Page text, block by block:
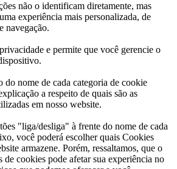
não o identificam diretamente, mas
experiência mais personalizada, de
navegação.
e permite que você gerencie o
do nome de cada categoria de cookie
a respeito de quais são as
em nosso website.
"liga/desliga" à frente do nome de cada
você poderá escolher quais Cookies
armazene. Porém, ressaltamos, que o
cookies pode afetar sua experiência no